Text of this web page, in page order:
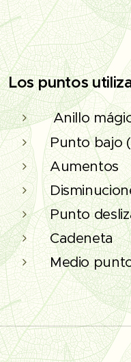
Los puntos
Anillo
Punto bajo
Aumentos
Punto
Cadeneta
Medio